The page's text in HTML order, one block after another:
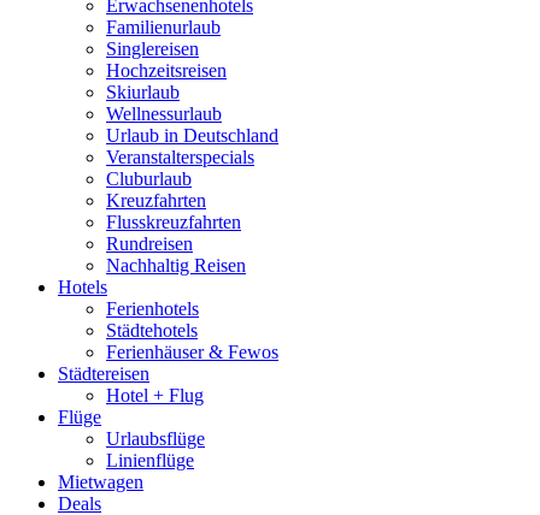
Erwachsenenhotels
Familienurlaub
Singlereisen
Hochzeitsreisen
Skiurlaub
Wellnessurlaub
Urlaub in Deutschland
Veranstalterspecials
Cluburlaub
Kreuzfahrten
Flusskreuzfahrten
Rundreisen
Nachhaltig Reisen
Hotels
Ferienhotels
Städtehotels
Ferienhäuser & Fewos
Städtereisen
Hotel + Flug
Flüge
Urlaubsflüge
Linienflüge
Mietwagen
Deals